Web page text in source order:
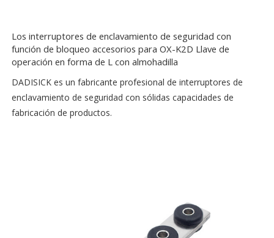
Los interruptores de enclavamiento de seguridad con
función de bloqueo accesorios para OX-K2D Llave de
operación en forma de L con almohadilla
DADISICK es un fabricante profesional de interruptores de
enclavamiento de seguridad con sólidas capacidades de
fabricación de productos.